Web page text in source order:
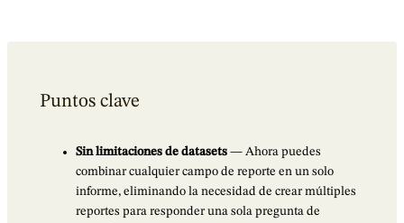
Puntos clave
Sin limitaciones de datasets — Ahora puedes
combinar cualquier campo de reporte en un solo
informe, eliminando la necesidad de crear múltiples
reportes para responder una sola pregunta de